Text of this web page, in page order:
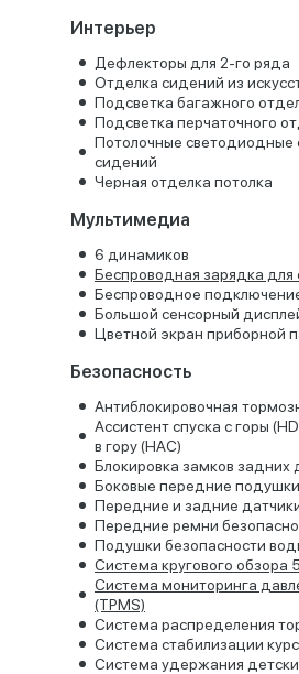
Интерьер
Дефлекторы для 2-го ряда
Отделка сидений из
Подсветка багажного
Подсветка перчаточного
Потолочные светодиодные
сидений
Черная отделка потолка
Мультимедиа
6 динамиков
Беспроводная зарядка
Беспроводное
Большой сенсорный дисплей
Цветной экран приборной
Безопасность
Антиблокировочная
Ассистент спуска с горы
в гору (HAC)
Блокировка замков задних
Боковые передние
Передние и задние
Передние ремни
Подушки безопасности
Система кругового обзора
Система мониторинга
(TPMS)
Система распределения
Система стабилизации
Система удержания